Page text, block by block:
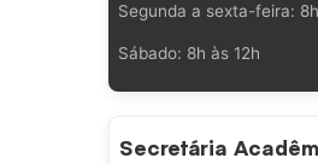
Segunda a sexta-feira:
Sábado: 8h às 12h
Secretária